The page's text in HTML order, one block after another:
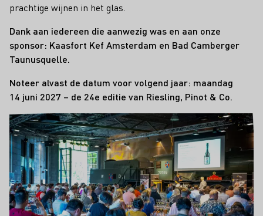
prachtige wijnen in het glas.
Dank aan iedereen die aanwezig was en aan onze
sponsor: Kaasfort Kef Amsterdam en Bad Camberger
Taunusquelle.
Noteer alvast de datum voor volgend jaar: maandag
14 juni 2027 – de 24e editie van Riesling, Pinot & Co.